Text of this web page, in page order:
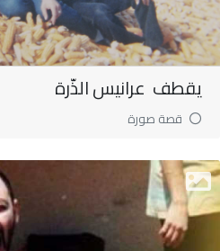
يقطف عرانيس الذّرة
قصة صورة